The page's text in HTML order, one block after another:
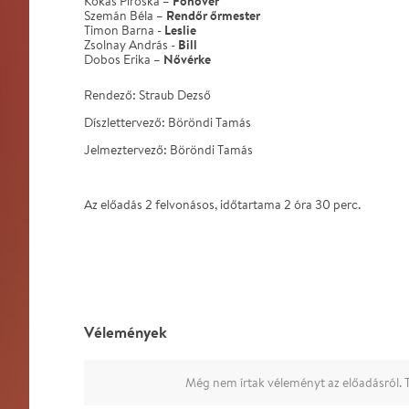
Szemán Béla – Rendőr őrmester
Timon Barna - Leslie
Zsolnay András - Bill
Dobos Erika – Nővérke
Rendező: Straub Dezső
Díszlettervező: Böröndi Tamás
Jelmeztervező: Böröndi Tamás
Az előadás 2 felvonásos, időtartama 2 óra 30 perc.
Vélemények
Még nem írtak véleményt az előadásról.